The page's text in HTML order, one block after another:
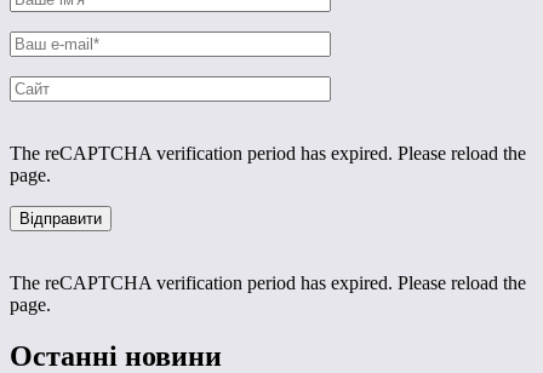
The reCAPTCHA verification period has expired. Please reload the
page.
The reCAPTCHA verification period has expired. Please reload the
page.
Останні новини